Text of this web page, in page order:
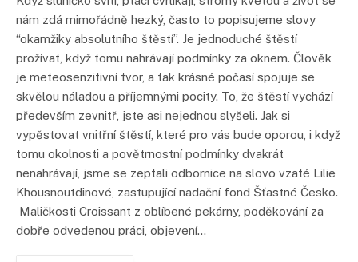
nám zdá mimořádně hezký, často to popisujeme slovy
“okamžiky absolutního štěstí”. Je jednoduché štěstí
prožívat, když tomu nahrávají podmínky za oknem. Člověk
je meteosenzitivní tvor, a tak krásné počasí spojuje se
skvělou náladou a příjemnými pocity. To, že štěstí vychází
především zevnitř, jste asi nejednou slyšeli. Jak si
vypěstovat vnitřní štěstí, které pro vás bude oporou, i když
tomu okolnosti a povětrnostní podmínky dvakrát
nenahrávají, jsme se zeptali odbornice na slovo vzaté Lilie
Khousnoutdinové, zastupující nadační fond Šťastné Česko.
Maličkosti Croissant z oblíbené pekárny, poděkování za
dobře odvedenou práci, objevení…